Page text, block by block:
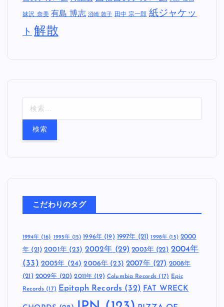
妹沢 奈美 有島 博志 沼崎 敦子 田中 宗一郎 紙ジャケッ
ト 解散
こだわりのタグ
1994年(16) 1995年 (15) 1996年(19) 1997年 (21) 1998年 (15) 2000
年 (21) 2001年(23) 2002年 (29) 2003年 (22) 2004年
(33) 2005年 (24) 2006年 (23) 2007年(27) 2008年
(21) 2009年 (20) 2011年 (19) Columbia Records (17) Epic
Records (17) Epitaph Records (32) FAT WRECK